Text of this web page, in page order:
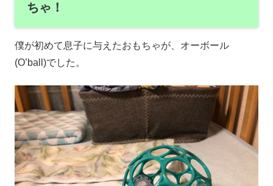
ちゃ！
僕が初めて息子に与えたおもちゃが、オーボール
(O’ball)でした。